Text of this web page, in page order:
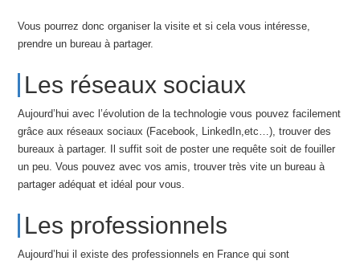
Vous pourrez donc organiser la visite et si cela vous intéresse,
prendre un bureau à partager.
Les réseaux sociaux
Aujourd’hui avec l’évolution de la technologie vous pouvez facilement
grâce aux réseaux sociaux (Facebook, LinkedIn,etc…), trouver des
bureaux à partager. Il suffit soit de poster une requête soit de fouiller
un peu. Vous pouvez avec vos amis, trouver très vite un bureau à
partager adéquat et idéal pour vous.
Les professionnels
Aujourd’hui il existe des professionnels en France qui sont